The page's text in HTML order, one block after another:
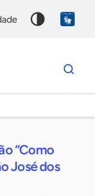
Dados
para
chave
“Como
José dos